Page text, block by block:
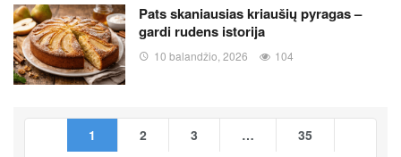
Pats skaniausias kriaušių pyragas –
gardi rudens istorija
10 balandžio, 2026 104
1 2 3 …
35